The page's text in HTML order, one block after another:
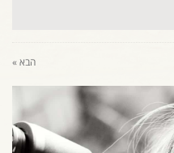
הבא »